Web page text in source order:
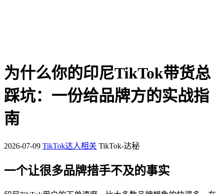
为什么你的印尼TikTok带货总
踩坑：一份给品牌方的实战指
南
2026-07-09 TikTok达人相关 TikTok-达秘
一个让很多品牌措手不及的事实